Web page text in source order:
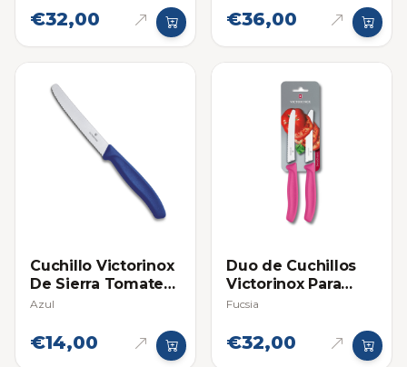
Negros
€32,00 €36,00
Cuchillo Victorinox
De Sierra Tomatero
- Individual
Azul
€14,00
Duo de Cuchillos
Victorinox Para
Tomate
Fucsia
€32,00